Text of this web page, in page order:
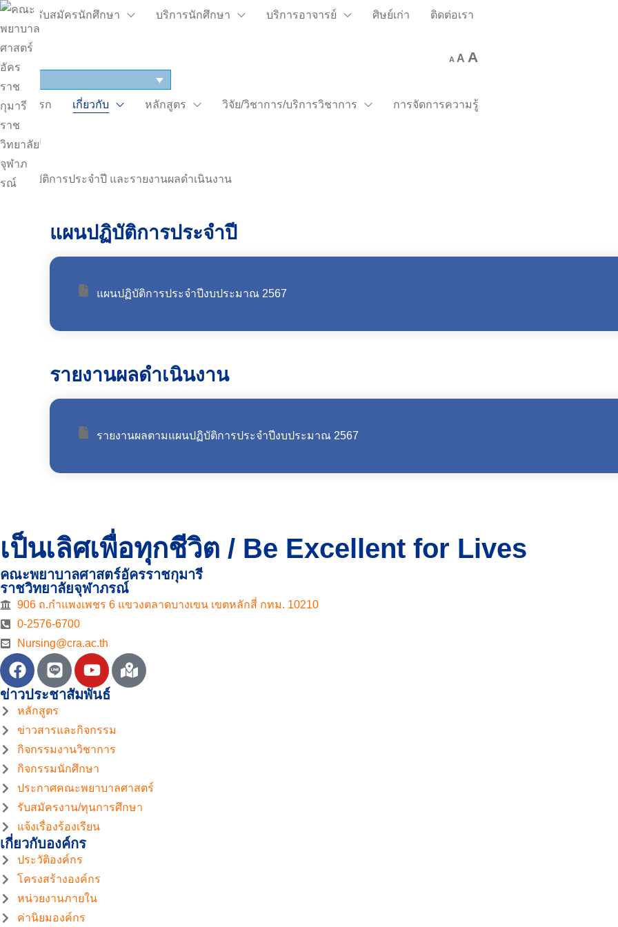
ระบบรับสมัครนักศึกษา บริการนักศึกษา บริการอาจารย์ ศิษย์เก่า ติดต่อเรา
A A A
หน้าแรก เกี่ยวกับ หลักสูตร วิจัย/วิชาการ/บริการวิชาการ การจัดการความรู้
หน้าแรก
|
แผนปฏิบัติการประจำปี และรายงานผลดำเนินงาน
แผนปฏิบัติการประจำปี
แผนปฏิบัติการประจำปีงบประมาณ 2567
รายงานผลดำเนินงาน
รายงานผลตามแผนปฏิบัติการประจำปีงบประมาณ 2567
เป็นเลิศเพื่อทุกชีวิต / Be Excellent for Lives
คณะพยาบาลศาสตร์อัครราชกุมารี
ราชวิทยาลัยจุฬาภรณ์
906 ถ.กำแพงเพชร 6 แขวงตลาดบางเขน เขตหลักสี่ กทม. 10210
0-2576-6700
Nursing@cra.ac.th
ข่าวประชาสัมพันธ์
หลักสูตร
ข่าวสารและกิจกรรม
กิจกรรมงานวิชาการ
กิจกรรมนักศึกษา
ประกาศคณะพยาบาลศาสตร์
รับสมัครงาน/ทุนการศึกษา
แจ้งเรื่องร้องเรียน
เกี่ยวกับองค์กร
ประวัติองค์กร
โครงสร้างองค์กร
หน่วยงานภายใน
ค่านิยมองค์กร